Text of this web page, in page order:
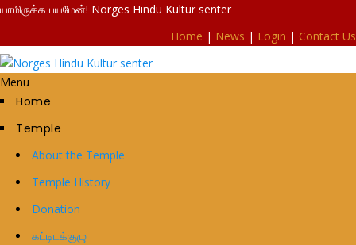
யாமிருக்க பயமேன்! Norges Hindu Kultur senter
Home | News | Login | Contact Us
Menu
Home
Temple
About the Temple
Temple History
Donation
கட்டிடக்குழு